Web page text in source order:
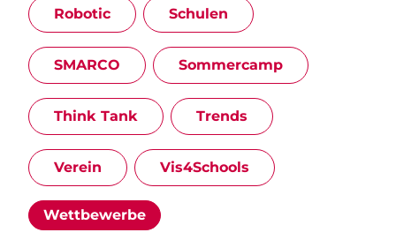
Robotic Schulen
SMARCO Sommercamp
Think Tank Trends
Verein Vis4Schools
Wettbewerbe